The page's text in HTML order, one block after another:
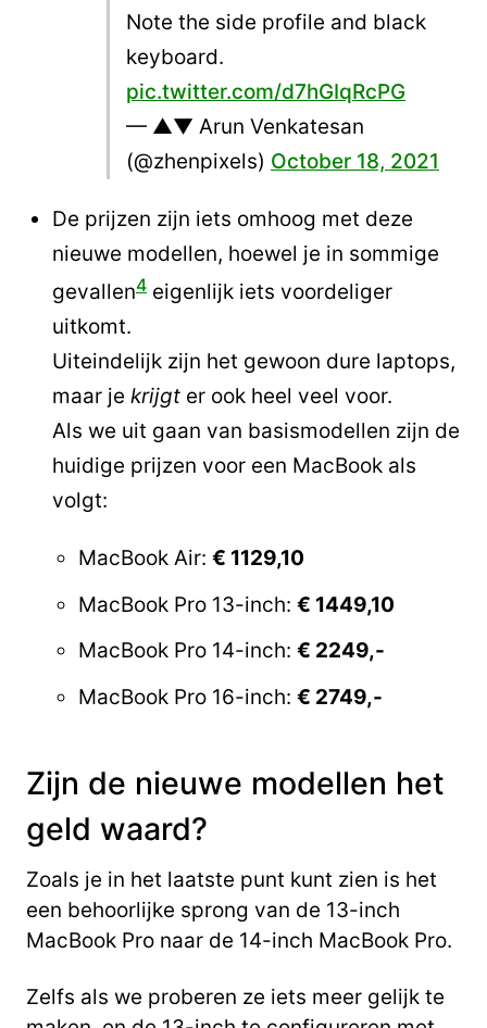
Note the side profile and black
keyboard.
pic.twitter.com/d7hGIqRcPG
— ▲▼ Arun Venkatesan
(@zhenpixels) October 18, 2021
De prijzen zijn iets omhoog met deze
nieuwe modellen, hoewel je in sommige
gevallen4 eigenlijk iets voordeliger
uitkomt.
Uiteindelijk zijn het gewoon dure laptops,
maar je krijgt er ook heel veel voor.
Als we uit gaan van basismodellen zijn de
huidige prijzen voor een MacBook als
volgt:
MacBook Air: € 1129,10
MacBook Pro 13-inch: € 1449,10
MacBook Pro 14-inch: € 2249,-
MacBook Pro 16-inch: € 2749,-
Zijn de nieuwe modellen het
geld waard?
Zoals je in het laatste punt kunt zien is het
een behoorlijke sprong van de 13-inch
MacBook Pro naar de 14-inch MacBook Pro.
Zelfs als we proberen ze iets meer gelijk te